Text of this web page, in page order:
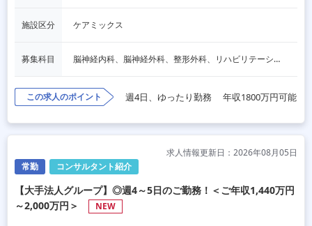
施設区分 ケアミックス
募集科目 脳神経内科、脳神経外科、整形外科、リハビリテーション科
この求人のポイント 週4日、ゆったり勤務 年収1800万円可能
常勤 コンサルタント紹介
求人情報更新日：2026年08月05日
【大手法人グループ】◎週4～5日のご勤務！＜ご年収1,440万円
～2,000万円＞
NEW